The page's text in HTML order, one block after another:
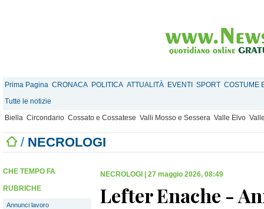
Prima Pagina CRONACA POLITICA ATTUALITÀ EVENTI SPORT COSTUME
Tutte le notizie
Biella Circondario Cossato e Cossatese Valli Mosso e Sessera Valle Elvo
/ NECROLOGI
CHE TEMPO FA
RUBRICHE
Annunci lavoro
NECROLOGI 27 maggio 2026, 08:49
Lefter Enache -